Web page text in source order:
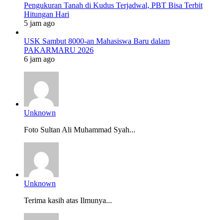
Pengukuran Tanah di Kudus Terjadwal, PBT Bisa Terbit
Hitungan Hari
5 jam ago
USK Sambut 8000-an Mahasiswa Baru dalam
PAKARMARU 2026
6 jam ago
Unknown
Foto Sultan Ali Muhammad Syah...
Unknown
Terima kasih atas Ilmunya...